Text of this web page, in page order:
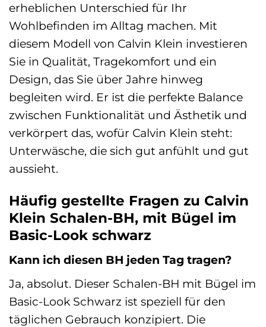
erheblichen Unterschied für Ihr
Wohlbefinden im Alltag machen. Mit
diesem Modell von Calvin Klein investieren
Sie in Qualität, Tragekomfort und ein
Design, das Sie über Jahre hinweg
begleiten wird. Er ist die perfekte Balance
zwischen Funktionalität und Ästhetik und
verkörpert das, wofür Calvin Klein steht:
Unterwäsche, die sich gut anfühlt und gut
aussieht.
Häufig gestellte Fragen zu Calvin
Klein Schalen-BH, mit Bügel im
Basic-Look schwarz
Kann ich diesen BH jeden Tag tragen?
Ja, absolut. Dieser Schalen-BH mit Bügel im
Basic-Look Schwarz ist speziell für den
täglichen Gebrauch konzipiert. Die